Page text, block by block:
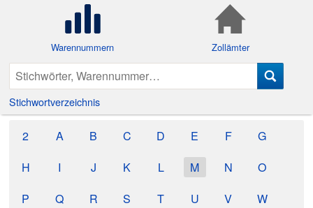
Warennummern Zollämter
Stichwortverzeichnis
2 A B C D E F
G
H
I J K L M N
O
P
Q R S T U V
W